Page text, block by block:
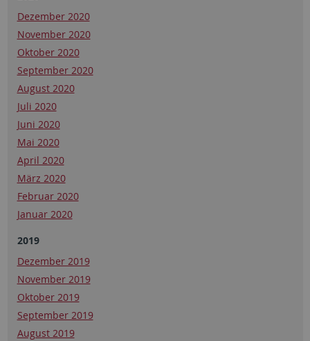
Dezember 2020
November 2020
Oktober 2020
September 2020
August 2020
Juli 2020
Juni 2020
Mai 2020
April 2020
März 2020
Februar 2020
Januar 2020
2019
Dezember 2019
November 2019
Oktober 2019
September 2019
August 2019